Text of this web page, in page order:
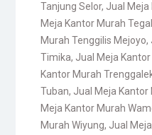
Tanjung Selor, Jual Meja
Meja Kantor Murah
Murah Tenggilis Mejoyo,
Timika, Jual Meja
Kantor Murah
Tuban, Jual Meja Kantor
Meja Kantor Murah
Murah Wiyung, Jual